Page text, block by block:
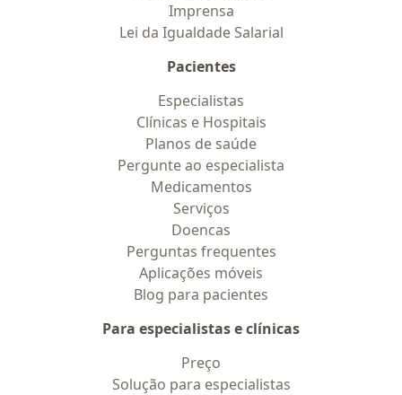
Imprensa
Lei da Igualdade Salarial
Pacientes
Especialistas
Clínicas e Hospitais
Planos de saúde
Pergunte ao especialista
Medicamentos
Serviços
Doencas
Perguntas frequentes
Aplicações móveis
Blog para pacientes
Para especialistas e clínicas
Preço
Solução para especialistas